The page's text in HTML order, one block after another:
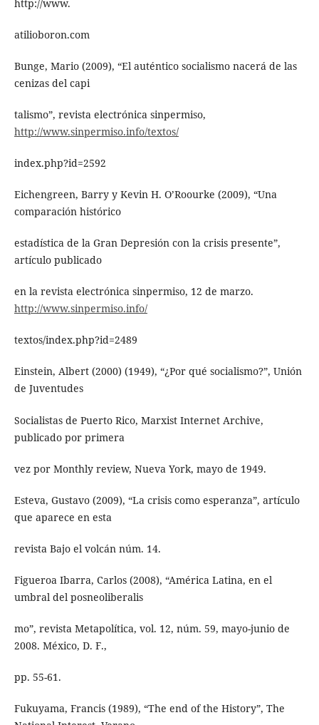
http://www.
atilioboron.com
Bunge, Mario (2009), “El auténtico socialismo nacerá de las
cenizas del capi
talismo”, revista electrónica sinpermiso,
http://www.sinpermiso.info/textos/
index.php?id=2592
Eichengreen, Barry y Kevin H. O’Roourke (2009), “Una
comparación histórico
estadística de la Gran Depresión con la crisis presente”,
artículo publicado
en la revista electrónica sinpermiso, 12 de marzo.
http://www.sinpermiso.info/
textos/index.php?id=2489
Einstein, Albert (2000) (1949), “¿Por qué socialismo?”, Unión
de Juventudes
Socialistas de Puerto Rico, Marxist Internet Archive,
publicado por primera
vez por Monthly review, Nueva York, mayo de 1949.
Esteva, Gustavo (2009), “La crisis como esperanza”, artículo
que aparece en esta
revista Bajo el volcán núm. 14.
Figueroa Ibarra, Carlos (2008), “América Latina, en el
umbral del posneoliberalis
mo”, revista Metapolítica, vol. 12, núm. 59, mayo-junio de
2008. México, D. F.,
pp. 55-61.
Fukuyama, Francis (1989), “The end of the History”, The